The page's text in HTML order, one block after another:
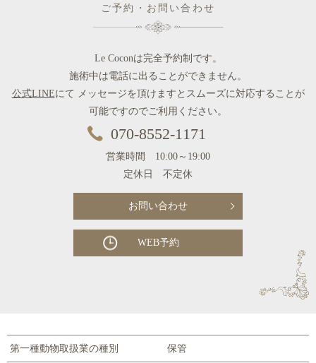
ご予約・お問い合わせ
Le Coconは完全予約制です。
施術中は電話に出ることができません。
公式LINEにて メッセージを頂けますとスムーズに対応することが
可能ですのでご利用ください。
070-8552-1171
営業時間 10:00～19:00
定休日 不定休
お問い合わせ
WEB予約
第一種動物取扱業の種別 保管